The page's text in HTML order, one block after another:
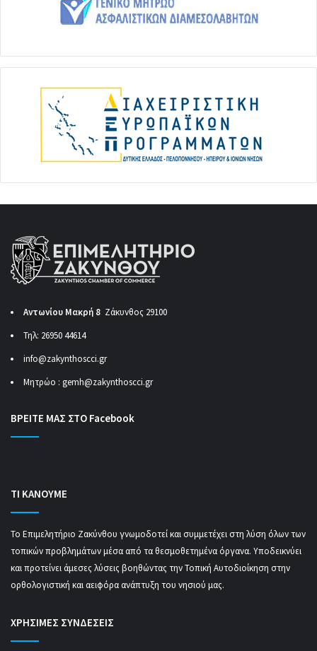
Αντωνίου Μακρή 8 Ζάκυνθος 29100
Τηλ: 26950 44614
info@zakynthoscci.gr
Μητρώο : gemh@zakynthoscci.gr
ΒΡΕΙΤΕ ΜΑΣ ΣΤΟ Facebook
ΤΙ ΚΑΝΟΥΜΕ
Το Επιμελητήριο Ζακύνθου γνωμοδοτεί και συμμετέχει στη λύση όλων των
τοπικών προβλημάτων μέσα από τα θεσμοθετημένα όργανα. Υποδεικνύει
και προτείνει άμεσες λύσεις βοηθώντας την Τοπική Αυτοδιοίκηση στην
ορθολογιστική και αειφόρα ανάπτυξη του νησιού μας.
ΧΡΗΣΙΜΕΣ ΣΥΝΔΕΣΕΙΣ